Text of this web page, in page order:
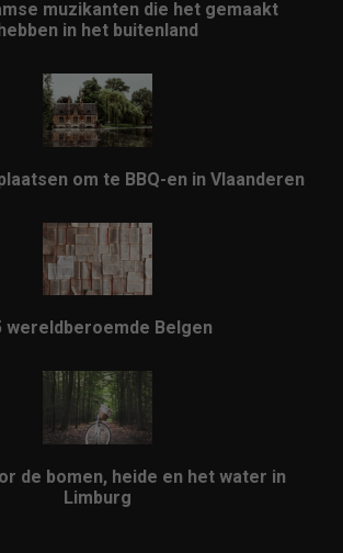
muzikanten die het gemaakt
in het buitenland
om te BBQ-en in Vlaanderen
wereldberoemde Belgen
de bomen, heide en het water in
Limburg